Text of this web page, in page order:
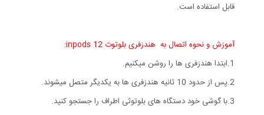
قابل استفاده است.
آموزش و نحوه اتصال به هندزفری بلوتوث inpods 12:
1.ابتدا هندزفری ها را روشن میکنیم.
2.پس از حدود 10 ثانیه هندزفری ها به یکدیگر متصل میشوند.
3.با گوشی خود دستگاه های بلوتوثی اطراف را جستجو کنید.